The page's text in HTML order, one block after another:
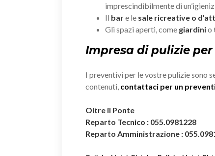
imprescindibilmente di
Il bare le sale ricreative o
Gli spazi aperti, come giardinio
Impresa di pulizie
I preventivi per le vostre pulizie sono
contenuti, contattaci per un
Oltre il Ponte
Reparto Tecnico : 055.0981228
Reparto Amministrazione :